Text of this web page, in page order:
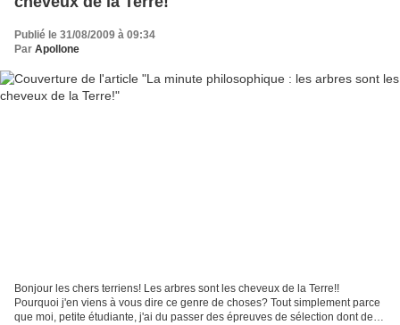
Publié le 31/08/2009 à 09:34
Par Apollone
Bonjour les chers terriens! Les arbres sont les cheveux de la Terre!!
Pourquoi j'en viens à vous dire ce genre de choses? Tout simplement parce
que moi, petite étudiante, j'ai du passer des épreuves de sélection dont de